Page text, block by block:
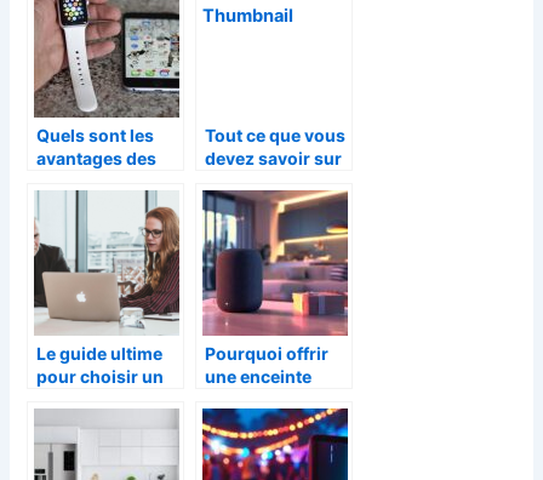
doit
Quels sont les
avantages des
Tout ce que vous
devez savoir sur
Le guide ultime
pour choisir un
visioconference
complet pour
votre entreprise
Pourquoi offrir
une enceinte
la fête des pères